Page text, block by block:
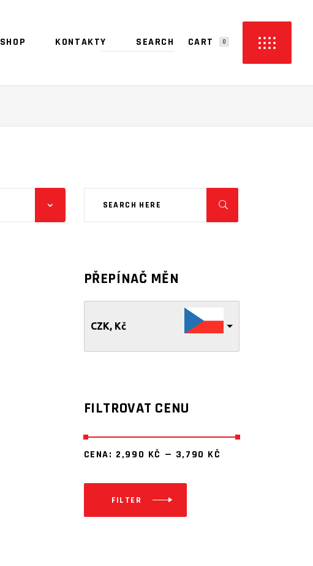
SHOP KONTAKTY CART 0
NO PRODUCTS IN THE CART.
PŘEPÍNAČ MĚN
CZK, Kč
FILTROVAT CENU
FILTER
CENA: 2,990 KČ — 3,790 KČ